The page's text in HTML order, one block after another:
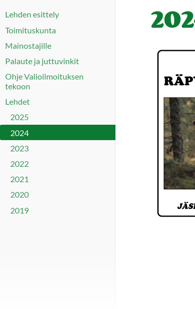
Lehden esittely
Toimituskunta
Mainostajille
Palaute ja juttuvinkit
Ohje Valioilmoituksen
tekoon
Lehdet
2025
2024
2023
2022
2021
2020
2019